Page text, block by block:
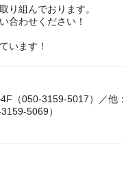
り組んでおります。
合わせください！
います！
（050-3159-5017）／他：
5069）